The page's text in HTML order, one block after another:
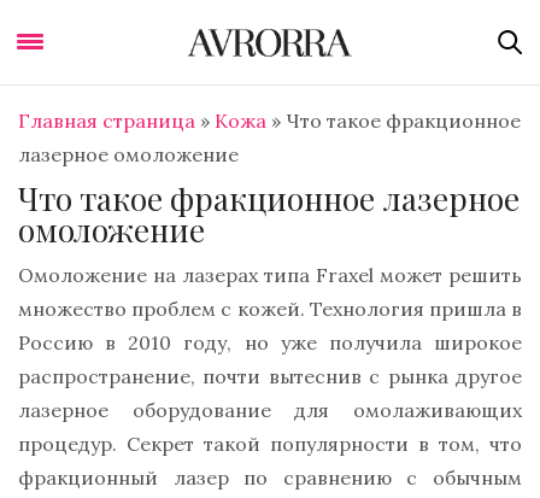
Главная страница » Кожа » Что такое фракционное
лазерное омоложение
Что такое фракционное лазерное
омоложение
Омоложение на лазерах типа Fraxel может решить
множество проблем с кожей. Технология пришла в
Россию в 2010 году, но уже получила широкое
распространение, почти вытеснив с рынка другое
лазерное оборудование для омолаживающих
процедур. Секрет такой популярности в том, что
фракционный лазер по сравнению с обычным